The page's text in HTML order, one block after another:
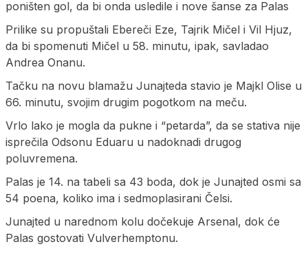
poništen gol, da bi onda usledile i nove šanse za Palas
Prilike su propuštali Ebereči Eze, Tajrik Mičel i Vil Hjuz,
da bi spomenuti Mičel u 58. minutu, ipak, savladao
Andrea Onanu.
Tačku na novu blamažu Junajteda stavio je Majkl Olise u
66. minutu, svojim drugim pogotkom na meču.
Vrlo lako je mogla da pukne i “petarda”, da se stativa nije
isprečila Odsonu Eduaru u nadoknadi drugog
poluvremena.
Palas je 14. na tabeli sa 43 boda, dok je Junajted osmi sa
54 poena, koliko ima i sedmoplasirani Čelsi.
Junajted u narednom kolu dočekuje Arsenal, dok će
Palas gostovati Vulverhemptonu.